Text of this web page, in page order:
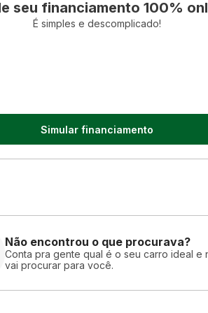
seu financiamento 100%
É simples e descomplicado!
Simular financiamento
Não encontrou o que procurava?
Conta pra gente qual é o seu carro ideal e
vai procurar para você.